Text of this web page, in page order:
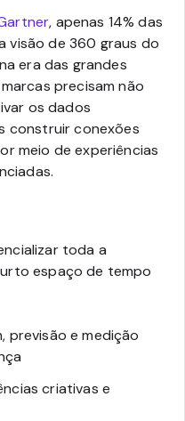
, apenas 14% das
visão de 360 graus do
era das grandes
precisam não
os dados
construir conexões
meio de experiências
toda a
espaço de tempo
previsão e medição
criativas e